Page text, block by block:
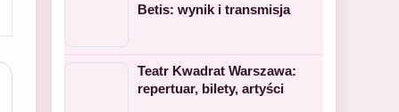
Betis: wynik i transmisja
Teatr Kwadrat Warszawa:
repertuar, bilety, artyści